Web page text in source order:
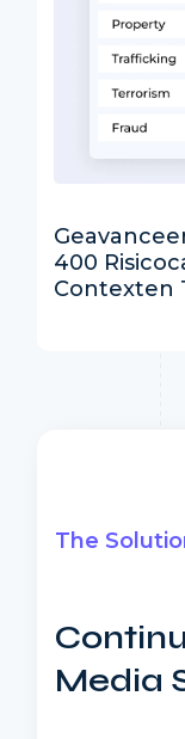
400
Contexten
The
Media